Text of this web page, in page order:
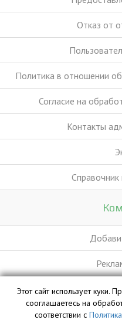
Отказ от
Политика в отношении
Согласие на
Контакты
База данных сайта
собственностью ООО
Этот сайт использует куки.
сооглашаетесь на
соответствии с